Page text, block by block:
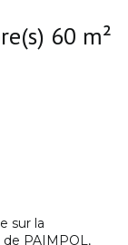
Maison 2 pièce(s) 1 chambre(s) 60 m²
sur la
PAIMPOL,